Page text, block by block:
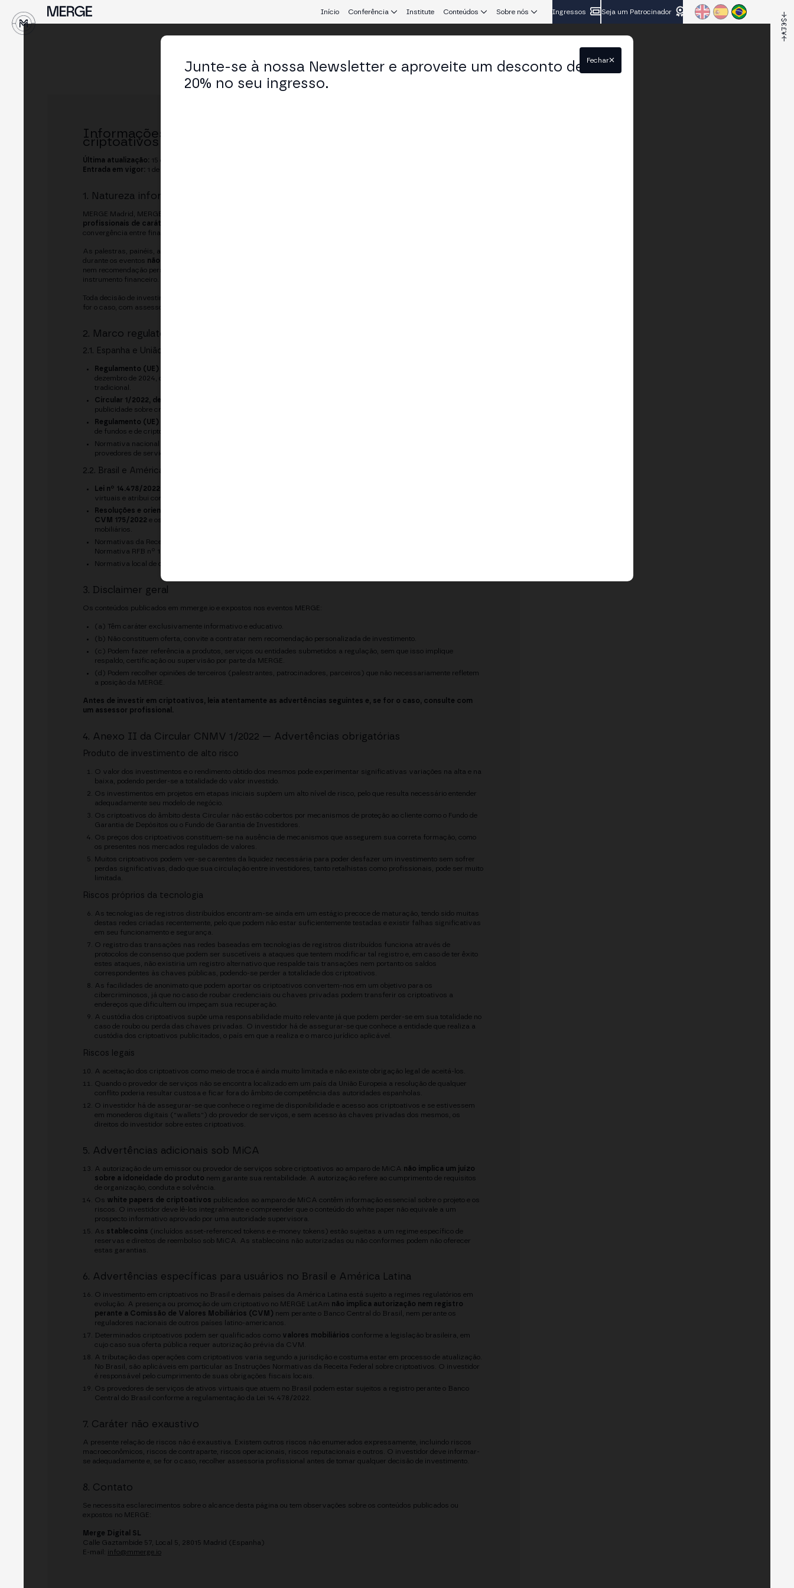
Início Conferência Institute Conteúdos Sobre nós Ingressos Seja um Patrocinador
Informações e Riscos identificados em relação aos
criptoativos
Última atualização: 15 de maio de 2026
Entrada em vigor: 1 de junho de 2026
1. Natureza informativa do evento e dos conteúdos do Site
MERGE Madrid, MERGE LatAm e os demais eventos organizados pela Merge Digital SL ("MERGE") são
profissionais de caráter informativo, formativo e de networking
convergência entre finanças tradicionais e novos modelos digitais.
As palestras, painéis, apresentações, vídeos e demais conteúdos publicados em
durante os eventos não constituem, em nenhum caso, assessoria financeira, fiscal, jurídica ou de investimento
nem recomendação personalizada de adquirir, manter ou vender qualquer criptoativo, valor mobiliário ou outro
instrumento financeiro. As opiniões expressas pelos palestrantes são pessoais e não comprometem a MERGE.
Toda decisão de investimento deve ser tomada de forma informada, considerando a situação pessoal do investidor e, se
for o caso, com assessoria profissional independente.
2. Marco regulatório aplicável
2.1. Espanha e União Europeia
Regulamento (UE) 2023/1114, de Mercados de Criptoativos ("MiCA")
dezembro de 2024, que harmoniza o regime dos criptoativos não cobertos pela legislação de serviços financeiros
tradicional.
Circular 1/2022, de 10 de janeiro, da Comissão Nacional do Mercado de Valores ("CNMV")
publicidade sobre criptoativos apresentados como objeto de investimento, cujo Anexo II se reproduz no item 4.
Regulamento (UE) 2015/847
de fundos e de criptoativos.
Normativa nacional em matéria de prevenção da lavagem de dinheiro e financiamento do terrorismo aplicável a
provedores de serviços sobre criptoativos.
2.2. Brasil e América Latina
Lei nº 14.478/2022 (Marco Legal de Ativos Virtuais)
virtuais e atribui competências ao Banco Central do Brasil.
Resoluções e orientações da Comissão de Valores Mobiliários ("CVM")
CVM 175/2022 e os pronunciamentos sobre security tokens e oferta pública de criptoativos assimiláveis a valores
mobiliários.
Normativas da Receita Federal do Brasil sobre tributação de operações com criptoativos, em particular a Instrução
Normativa RFB nº 1.888/2019.
Normativa local de cada jurisdição da América Latina onde a MERGE celebre eventos ou tenha audiência.
3. Disclaimer geral
Os conteúdos publicados em mmerge.io e expostos nos eventos MERGE:
(a) Têm caráter exclusivamente informativo e educativo.
(b) Não constituem oferta, convite a contratar nem recomendação personalizada de investimento.
(c) Podem fazer referência a produtos, serviços ou entidades submetidos a regulação, sem que isso implique
respaldo, certificação ou supervisão por parte da MERGE.
(d) Podem recolher opiniões de terceiros (palestrantes, patrocinadores, parceiros) que não necessariamente refletem
a posição da MERGE.
Antes de investir em criptoativos, leia atentamente as advertências seguintes e, se for o caso, consulte com
um assessor profissional.
4. Anexo II da Circular CNMV 1/2022 — Advertências obrigatórias
Produto de investimento de alto risco
O valor dos investimentos e o rendimento obtido dos mesmos pode experimentar significativas variações na alta e na
baixa, podendo perder-se a totalidade do valor investido.
Os investimentos em projetos em etapas iniciais supõem um alto nível de risco, pelo que resulta necessário entender
adequadamente seu modelo de negócio.
Os criptoativos do âmbito desta Circular não estão cobertos por mecanismos de proteção ao cliente como o Fundo de
Garantia de Depósitos ou o Fundo de Garantia de Investidores.
Os preços dos criptoativos constituem-se na ausência de mecanismos que assegurem sua correta formação, como
os presentes nos mercados regulados de valores.
Muitos criptoativos podem ver-se carentes da liquidez necessária para poder desfazer um investimento sem sofrer
perdas significativas, dado que sua circulação entre investidores, tanto retalhistas como profissionais, pode ser muito
limitada.
Riscos próprios da tecnologia
As tecnologias de registros distribuídos encontram-se ainda em um estágio precoce de maturação, tendo sido muitas
destas redes criadas recentemente, pelo que podem não estar suficientemente testadas e existir falhas significativas
em seu funcionamento e segurança.
O registro das transações nas redes baseadas em tecnologias de registros distribuídos funciona através de
protocolos de consenso que podem ser suscetíveis a ataques que tentem modificar tal registro e, em caso de ter êxito
estes ataques, não existiria um registro alternativo que respalde tais transações nem portanto os saldos
correspondentes às chaves públicas, podendo-se perder a totalidade dos criptoativos.
As facilidades de anonimato que podem aportar os criptoativos convertem-nos em um objetivo para os
cibercriminosos, já que no caso de roubar credenciais ou chaves privadas podem transferir os criptoativos a
endereços que dificultem ou impeçam sua recuperação.
A custódia dos criptoativos supõe uma responsabilidade muito relevante já que podem perder-se em sua totalidade no
caso de roubo ou perda das chaves privadas. O investidor há de assegurar-se que conhece a entidade que realiza a
custódia dos criptoativos publicitados, o país em que a realiza e o marco jurídico aplicável.
Riscos legais
A aceitação dos criptoativos como meio de troca é ainda muito limitada e não existe obrigação legal de aceitá-los.
Quando o provedor de serviços não se encontra localizado em um país da União Europeia a resolução de qualquer
conflito poderia resultar custosa e ficar fora do âmbito de competência das autoridades espanholas.
O investidor há de assegurar-se que conhece o regime de disponibilidade e acesso aos criptoativos e se estivessem
em monederos digitais ("wallets") do provedor de serviços, e sem acesso às chaves privadas dos mesmos, os
direitos do investidor sobre estes criptoativos.
5. Advertências adicionais sob MiCA
A autorização de um emissor ou provedor de serviços sobre criptoativos ao amparo de MiCA não implica um juízo
sobre a idoneidade do produto nem garante sua rentabilidade. A autorização refere ao cumprimento de requisitos
de organização, conduta e solvência.
Os white papers de criptoativos publicados ao amparo de MiCA contêm informação essencial sobre o projeto e os
riscos. O investidor deve lê-los integralmente e compreender que o conteúdo do white paper não equivale a um
prospecto informativo aprovado por uma autoridade supervisora.
As stablecoins (incluídos asset-referenced tokens e e-money tokens) estão sujeitas a um regime específico de
reservas e direitos de reembolso sob MiCA. As stablecoins não autorizadas ou não conformes podem não oferecer
estas garantias.
6. Advertências específicas para usuários no Brasil e América Latina
O investimento em criptoativos no Brasil e demais países da América Latina está sujeito a regimes regulatórios em
evolução. A presença ou promoção de um criptoativo no MERGE LatAm não implica autorização nem registro
perante a Comissão de Valores Mobiliários (CVM) nem perante o Banco Central do Brasil, nem perante os
reguladores nacionais de outros países latino-americanos.
Determinados criptoativos podem ser qualificados como valores mobiliários conforme a legislação brasileira, em
cujo caso sua oferta pública requer autorização prévia da CVM.
A tributação das operações com criptoativos varia segundo a jurisdição e costuma estar em processo de atualização.
No Brasil, são aplicáveis em particular as Instruções Normativas da Receita Federal sobre criptoativos. O investidor
é responsável pelo cumprimento de suas obrigações fiscais locais.
Os provedores de serviços de ativos virtuais que atuem no Brasil podem estar sujeitos a registro perante o Banco
Central do Brasil conforme a regulamentação da Lei 14.478/2022.
7. Caráter não exaustivo
A presente relação de riscos não é exaustiva. Existem outros riscos não enumerados expressamente, incluindo riscos
macroeconômicos, riscos de contraparte, riscos operacionais, riscos reputacionais e outros. O investidor deve informar-
se adequadamente e, se for o caso, recolher assessoria profissional antes de tomar qualquer decisão de investimento.
8. Contato
Se necessita esclarecimentos sobre o alcance desta página ou tem observações sobre os conteúdos publicados ou
expostos no MERGE:
Merge Digital SL
Calle Gaztambide 57, Local 5, 28015 Madrid (Espanha)
E-mail: info@mmerge.io
Junte-se à nossa Newsletter e aproveite um desconto de
20% no seu ingresso.
Fechar